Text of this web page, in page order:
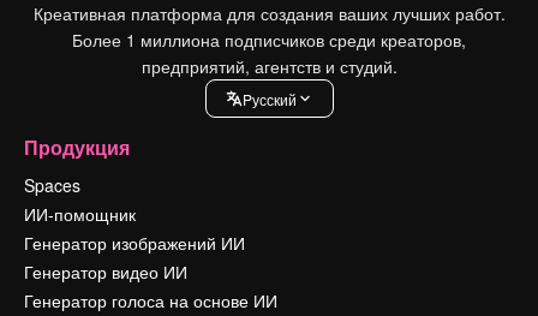
Креативная платформа для создания ваших лучших работ.
Более 1 миллиона подписчиков среди креаторов,
предприятий, агентств и студий.
Pусский
Продукция
Spaces
ИИ-помощник
Генератор изображений ИИ
Генератор видео ИИ
Генератор голоса на основе ИИ